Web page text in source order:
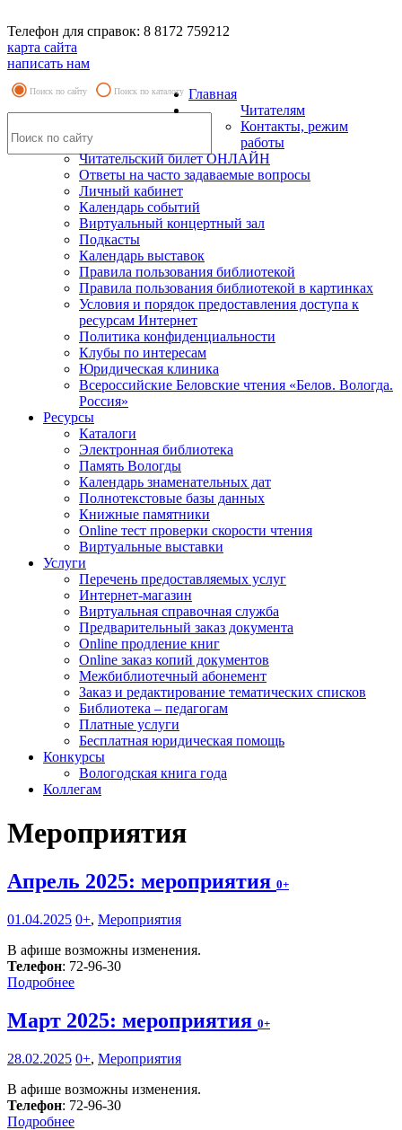
Телефон для справок: 8 8172 759212
карта сайта
написать нам
Поиск по сайту Поиск по каталогу Главная
Читателям
Контакты, режим
работы
Читательский билет ОНЛАЙН
Ответы на часто задаваемые вопросы
Личный кабинет
Календарь событий
Виртуальный концертный зал
Подкасты
Календарь выставок
Правила пользования библиотекой
Правила пользования библиотекой в картинках
Условия и порядок предоставления доступа к
ресурсам Интернет
Политика конфиденциальности
Клубы по интересам
Юридическая клиника
Всероссийские Беловские чтения «Белов. Вологда.
Россия»
Ресурсы
Каталоги
Электронная библиотека
Память Вологды
Календарь знаменательных дат
Полнотекстовые базы данных
Книжные памятники
Online тест проверки скорости чтения
Виртуальные выставки
Услуги
Перечень предоставляемых услуг
Интернет-магазин
Виртуальная справочная служба
Предварительный заказ документа
Online продление книг
Online заказ копий документов
Межбиблиотечный абонемент
Заказ и редактирование тематических списков
Библиотека – педагогам
Платные услуги
Бесплатная юридическая помощь
Конкурсы
Вологодская книга года
Коллегам
Мероприятия
Апрель 2025: мероприятия 0+
01.04.2025 0+, Мероприятия
В афише возможны изменения.
Телефон: 72-96-30
Подробнее
Март 2025: мероприятия 0+
28.02.2025 0+, Мероприятия
В афише возможны изменения.
Телефон: 72-96-30
Подробнее